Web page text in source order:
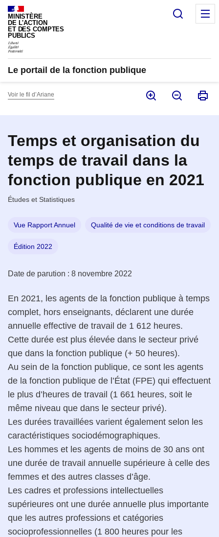
Panneau de gestion des cookies
MINISTÈRE
DE L'ACTION
ET DES COMPTES
PUBLICS
Le portail de la fonction publique
Voir le fil d’Ariane
Temps et organisation du
temps de travail dans la
fonction publique en 2021
Études et Statistiques
Vue Rapport Annuel Qualité de vie et conditions de travail
Édition 2022
Date de parution : 8 novembre 2022
En 2021, les agents de la fonction publique à temps
complet, hors enseignants, déclarent une durée
annuelle effective de travail de 1 612 heures.
Cette durée est plus élevée dans le secteur privé
que dans la fonction publique (+ 50 heures).
Au sein de la fonction publique, ce sont les agents
de la fonction publique de l’État (FPE) qui effectuent
le plus d’heures de travail (1 661 heures, soit le
même niveau que dans le secteur privé).
Les durées travaillées varient également selon les
caractéristiques sociodémographiques.
Les hommes et les agents de moins de 30 ans ont
une durée de travail annuelle supérieure à celle des
femmes et des autres classes d’âge.
Les cadres et professions intellectuelles
supérieures ont une durée annuelle plus importante
que les autres professions et catégories
socioprofessionnelles (1 800 heures pour les